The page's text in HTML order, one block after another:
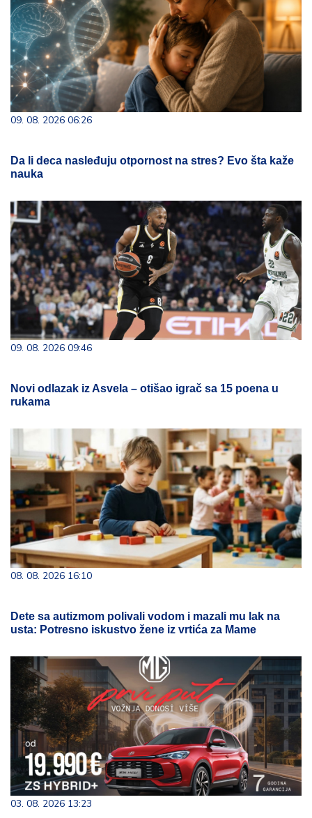
09. 08. 2026 06:26
Da li deca nasleđuju otpornost na stres? Evo šta kaže
nauka
09. 08. 2026 09:46
Novi odlazak iz Asvela – otišao igrač sa 15 poena u
rukama
08. 08. 2026 16:10
Dete sa autizmom polivali vodom i mazali mu lak na
usta: Potresno iskustvo žene iz vrtića za Mame
03. 08. 2026 13:23